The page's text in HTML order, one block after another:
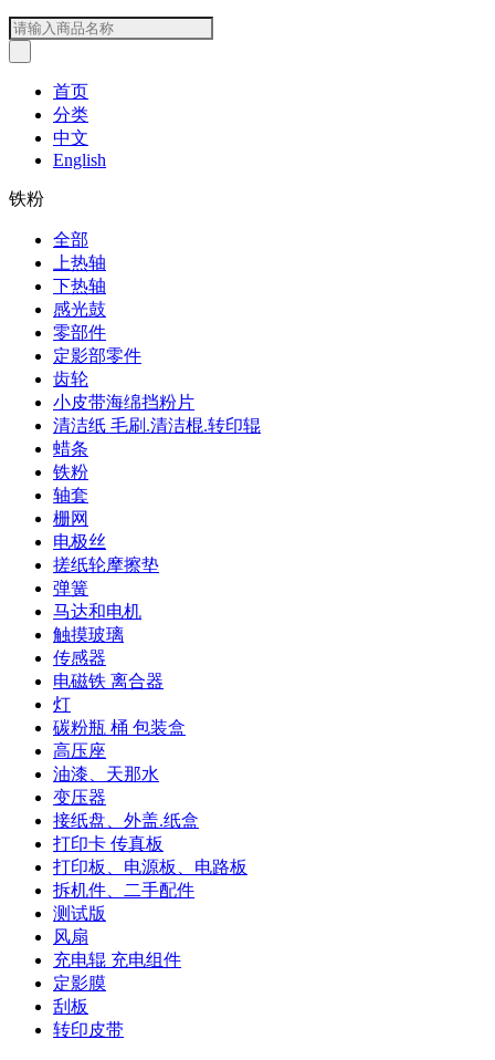
首页
分类
中文
English
铁粉
全部
上热轴
下热轴
感光鼓
零部件
定影部零件
齿轮
小皮带海绵挡粉片
清洁纸 毛刷.清洁棍.转印辊
蜡条
铁粉
轴套
栅网
电极丝
搓纸轮摩擦垫
弹簧
马达和电机
触摸玻璃
传感器
电磁铁 离合器
灯
碳粉瓶 桶 包装盒
高压座
油漆、天那水
变压器
接纸盘、外盖.纸盒
打印卡 传真板
打印板、电源板、电路板
拆机件、二手配件
测试版
风扇
充电辊 充电组件
定影膜
刮板
转印皮带